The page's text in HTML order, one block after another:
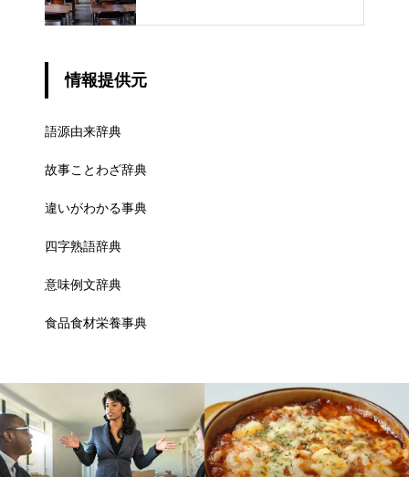
情報提供元
語源由来辞典
故事ことわざ辞典
違いがわかる事典
四字熟語辞典
意味例文辞典
食品食材栄養事典